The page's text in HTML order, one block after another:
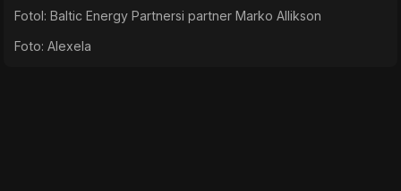
Fotol: Baltic Energy Partnersi partner Marko Allikson
Foto: Alexela